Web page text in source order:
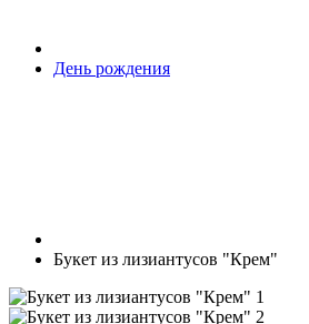
День рождения
Букет из лизиантусов "Крем"